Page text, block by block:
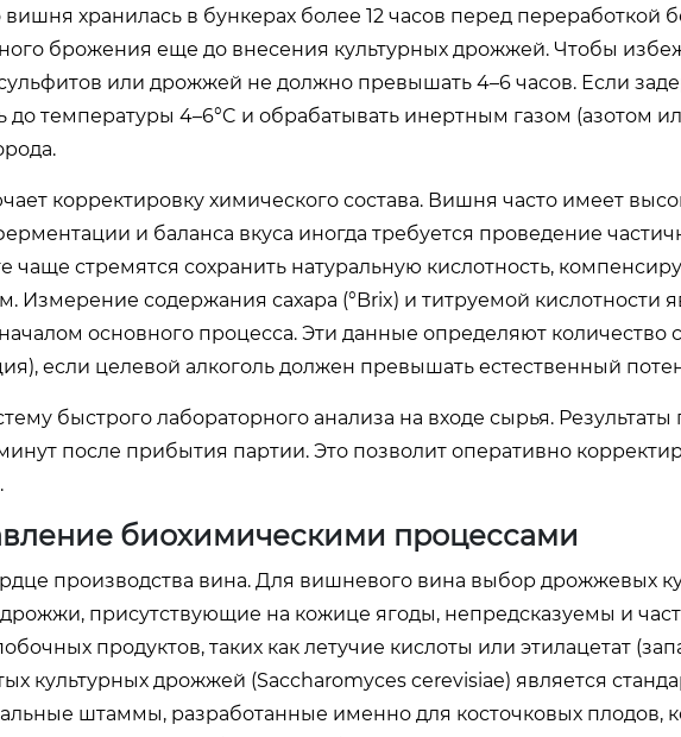
вишня хранилась в бункерах более 12 часов перед переработкой
брожения еще до внесения культурных дрожжей. Чтобы
или дрожжей не должно превышать 4–6 часов. Если
температуры 4–6°C и обрабатывать инертным газом (азотом
корректировку химического состава. Вишня часто имеет
и баланса вкуса иногда требуется проведение
чаще стремятся сохранить натуральную кислотность,
Измерение содержания сахара (°Brix) и титруемой кислотности
основного процесса. Эти данные определяют количество
если целевой алкоголь должен превышать естественный
быстрого лабораторного анализа на входе сырья.
после прибытия партии. Это позволит оперативно
биохимическими процессами
производства вина. Для вишневого вина выбор дрожжевых
присутствующие на кожице ягоды, непредсказуемы и
продуктов, таких как летучие кислоты или этилацетат
культурных дрожжей (Saccharomyces cerevisiae) является
штаммы, разработанные именно для косточковых плодов,